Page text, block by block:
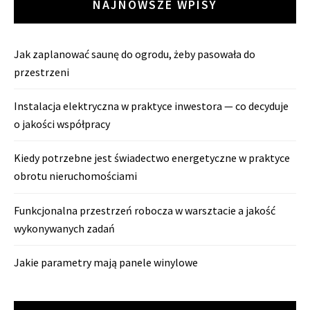
NAJNOWSZE WPISY
Jak zaplanować saunę do ogrodu, żeby pasowała do
przestrzeni
Instalacja elektryczna w praktyce inwestora — co decyduje
o jakości współpracy
Kiedy potrzebne jest świadectwo energetyczne w praktyce
obrotu nieruchomościami
Funkcjonalna przestrzeń robocza w warsztacie a jakość
wykonywanych zadań
Jakie parametry mają panele winylowe